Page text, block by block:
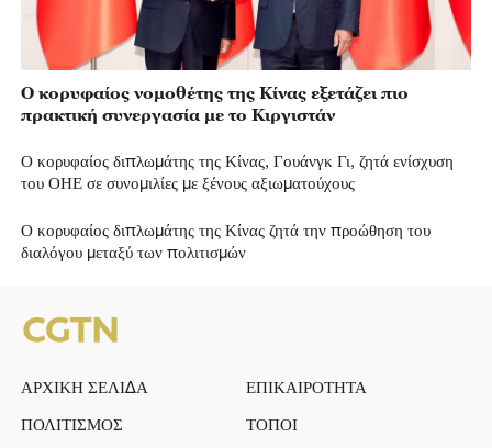
Ο κορυφαίος νομοθέτης της Κίνας εξετάζει πιο
πρακτική συνεργασία με το Κιργιστάν
Ο κορυφαίος διπλωμάτης της Κίνας, Γουάνγκ Γι, ζητά ενίσχυση
του ΟΗΕ σε συνομιλίες με ξένους αξιωματούχους
Ο κορυφαίος διπλωμάτης της Κίνας ζητά την προώθηση του
διαλόγου μεταξύ των πολιτισμών
ΑΡΧΙΚΗ ΣΕΛΙΔΑ
ΕΠΙΚΑΙΡΟΤΗΤΑ
ΠΟΛΙΤΙΣΜΟΣ
ΤΟΠΟΙ